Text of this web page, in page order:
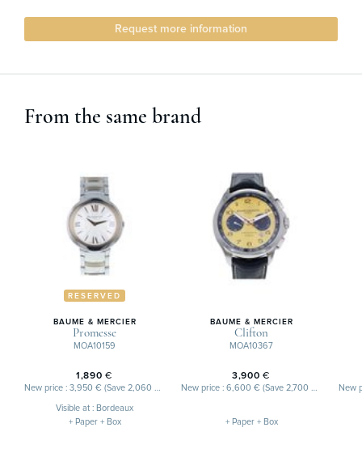
Request more information
From the same brand
RESERVED
BAUME & MERCIER
Promesse
MOA10159
1,890 €
Visible at : Bordeaux
+ Paper + Box
BAUME & MERCIER
Clifton
MOA10367
3,900 €
+ Paper + Box
New